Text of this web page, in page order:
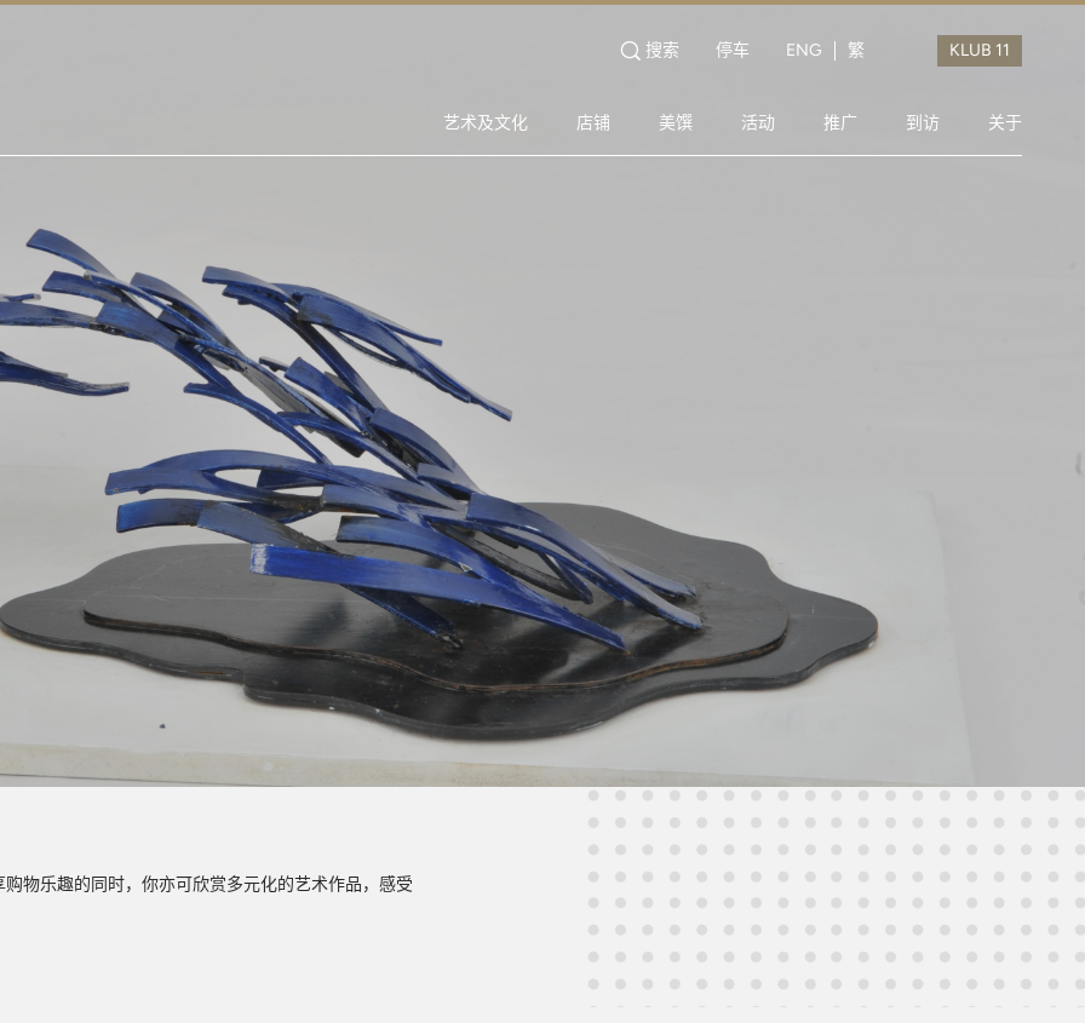
搜索 停车 ENG 繁
艺术及文化 店铺 美馔 活动 推广 到访 关于
物乐趣的同时，你亦可欣赏多元化的艺术作品，感受